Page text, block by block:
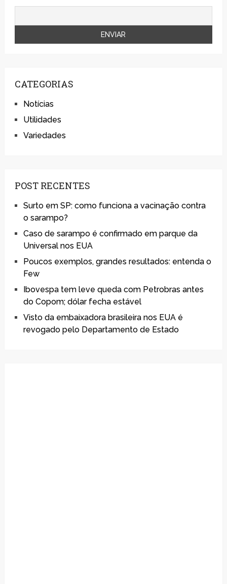
CATEGORIAS
Notícias
Utilidades
Variedades
POST RECENTES
Surto em SP: como funciona a vacinação contra
o sarampo?
Caso de sarampo é confirmado em parque da
Universal nos EUA
Poucos exemplos, grandes resultados: entenda o
Few
Ibovespa tem leve queda com Petrobras antes
do Copom; dólar fecha estável
Visto da embaixadora brasileira nos EUA é
revogado pelo Departamento de Estado